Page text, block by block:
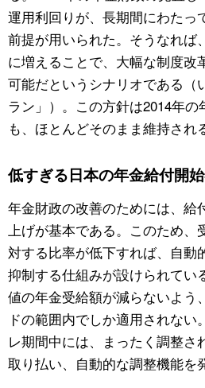
運用利回りが、長期間にわたっ
前提が用いられた。そうなれば
に増えることで、大幅な制度改
可能だというシナリオである（
ラン」）。この方針は2014年
も、ほとんどそのまま維持され
低すぎる日本の年金給付開
年金財政の改善のためには、給
上げが基本である。このため、
対する比率が低下すれば、自動
抑制する仕組みが設けられてい
値の年金受給額が減らないよう
ドの範囲内でしか適用されな
レ期間中には、まったく調整さ
取り払い、自動的な調整機能を